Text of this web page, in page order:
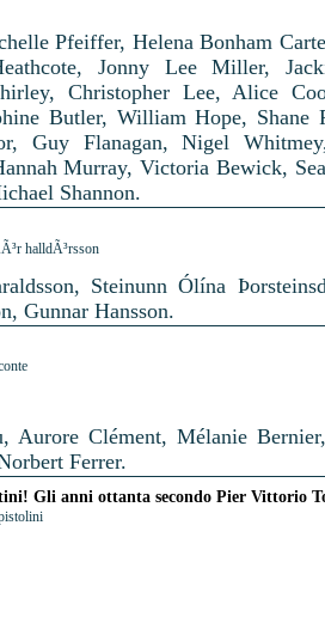
Pfeiffer, Helena Bonham
Jonny Lee Miller,
Christopher Lee, Alice
Butler, William Hope, Shane
Guy Flanagan, Nigel
Murray, Victoria Bewick,
Shannon.
halldÃ³rsson
Steinunn Ólína
Gunnar Hansson.
Aurore Clément, Mélanie
Ferrer.
Gli anni ottanta secondo Pier Vittorio